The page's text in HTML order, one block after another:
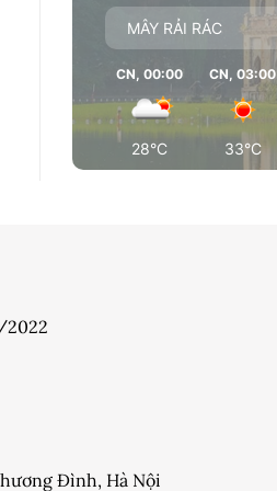
MÂY RẢI RÁC
CN, 00:00
28°C
CN, 03:00
33°C
2022
Đình, Hà Nội